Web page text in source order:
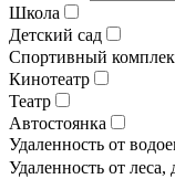
Школа
Детский сад
Спортивный
Кинотеатр
Театр
Автостоянка
Удаленность от
Удаленность от леса,